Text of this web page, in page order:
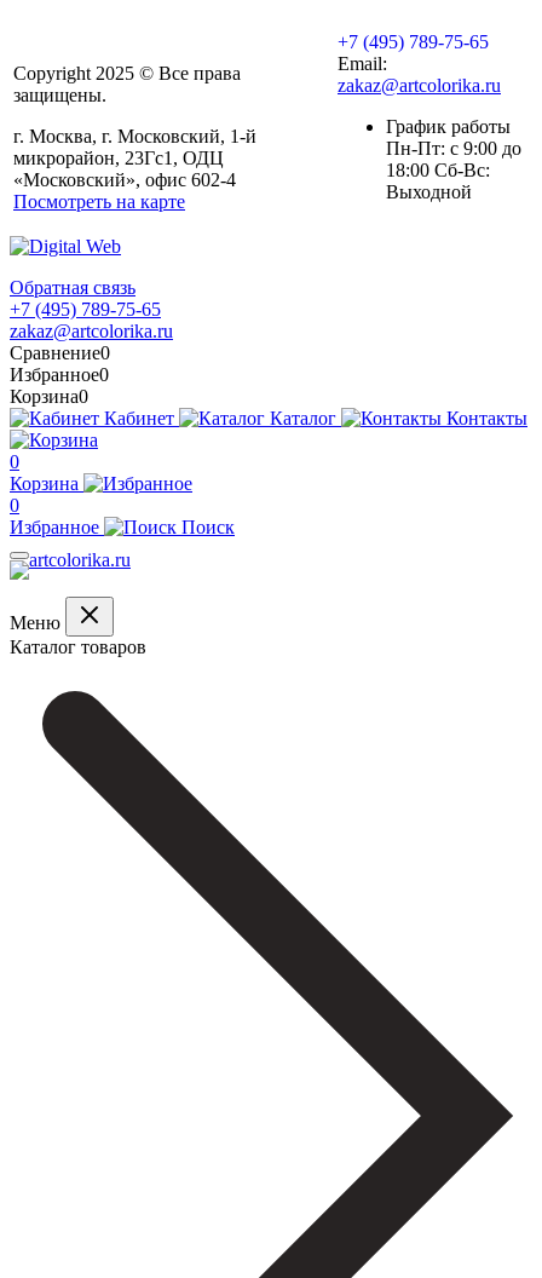
Copyright 2025 © Все права
защищены.
г. Москва, г. Московский, 1-й
микрорайон, 23Гс1, ОДЦ
«Московский», офис 602-4
Посмотреть на карте
+7 (495) 789-75-65
Email:
zakaz@artcolorika.ru
График работы
Пн-Пт: с 9:00 до
18:00 Сб-Вс:
Выходной
Обратная связь
+7 (495) 789-75-65
zakaz@artcolorika.ru
Сравнение0
Избранное0
Корзина0
Кабинет
Каталог Контакты
0
Корзина
0
Избранное
Поиск
Меню
Каталог товаров